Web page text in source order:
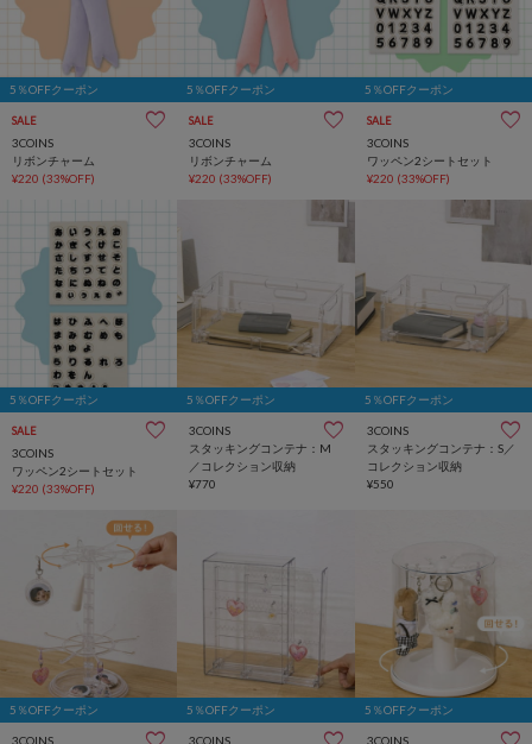
5％OFFクーポン
SALE
3COINS
リボンチャーム
¥220 (33%OFF)
5％OFFクーポン
SALE
3COINS
リボンチャーム
¥220 (33%OFF)
5％OFFクーポン
SALE
3COINS
ワッペン2シートセット
¥220 (33%OFF)
5％OFFクーポン
SALE
3COINS
ワッペン2シートセット
¥220 (33%OFF)
5％OFFクーポン
3COINS
スタッキングコンテナ：M
／コレクション収納
¥770
5％OFFクーポン
3COINS
スタッキングコンテナ：S／
コレクション収納
¥550
5％OFFクーポン
3COINS
5％OFFクーポン
3COINS
5％OFFクーポン
3COINS